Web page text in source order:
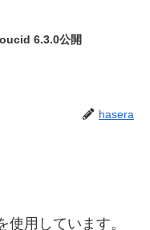
6.3.0公開
hasera
使用しています。